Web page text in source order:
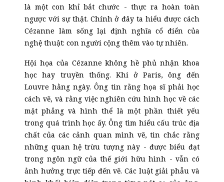
là một con khỉ bắt chước - thực ra hoàn toàn
ngược với sự thật. Chính ở đây ta hiểu được cách
Cézanne làm sống lại định nghĩa cổ điển của
nghệ thuật: con người cộng thêm vào tự nhiên.
Hội họa của Cézanne không hề phủ nhận khoa
học hay truyền thống. Khi ở Paris, ông đến
Louvre hằng ngày. Ông tin rằng họa sĩ phải học
cách vẽ, và rằng việc nghiên cứu hình học về các
mặt phẳng và hình thể là một phần thiết yếu
trong quá trình học ấy. Ông tìm hiểu cấu trúc địa
chất của các cảnh quan mình vẽ, tin chắc rằng
những quan hệ trừu tượng này - được biểu đạt
trong ngôn ngữ của thế giới hữu hình - vẫn có
ảnh hưởng trực tiếp đến vẽ. Các luật giải phẫu và